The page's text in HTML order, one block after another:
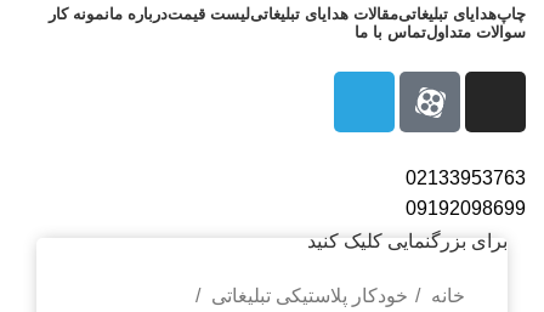
چاپهدایای تبلیغاتیمقالات هدایای تبلیغاتیلیست قیمتدرباره مانمونه کار
سوالات متداولتماس با ما
02133953763
09192098699
برای بزرگنمایی کلیک کنید
خانه
خودکار پلاستیکی تبلیغاتی